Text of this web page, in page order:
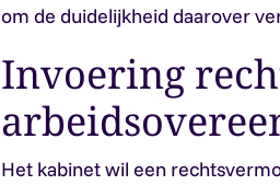
om de duidelijkheid daarover
Invoering
Het kabinet wil een